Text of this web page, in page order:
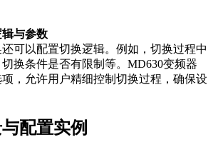
与参数
可以配置切换逻辑。例如，切换过程中
换条件是否有限制等。MD630变频器
，允许用户精细控制切换过程，确保设
配置实例